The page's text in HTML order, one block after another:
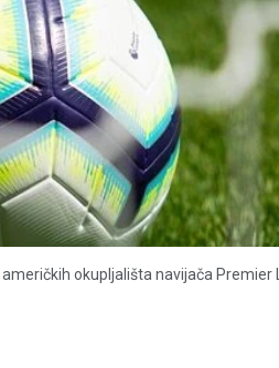
okupljališta navijača Premier